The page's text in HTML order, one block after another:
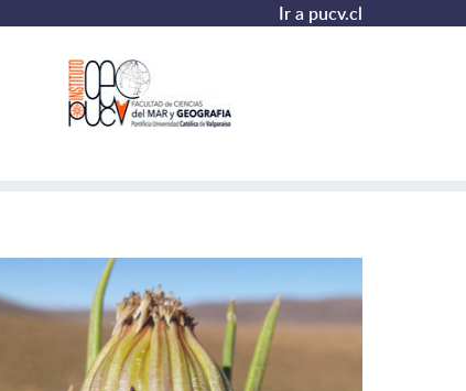
Ir a pucv.cl